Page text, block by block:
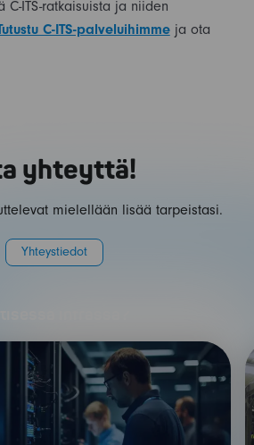
ITS-ratkaisuista ja niiden
C-ITS-palveluihimmeja ota
yhteyttä!
mielellään lisää tarpeistasi.
Yhteystiedot
infrassa?